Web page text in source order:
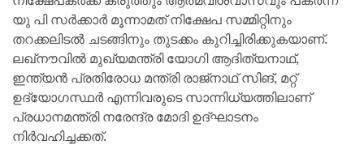
യു പി സർക്കാർ മൂന്നാമത് നിക്ഷേപ സമ്മിറ്റിനും
തറക്കലിടൽ ചടങ്ങിനും തുടക്കം കുറിച്ചിരിക്കുകയാണ്.
ലഖ്‌നൗവിൽ മുഖ്യമന്ത്രി യോഗി ആദിത്യനാഥ്,
ഇന്ത്യൻ പ്രതിരോധ മന്ത്രി രാജ്‌നാഥ് സിങ്, മറ്റ്
ഉദ്യോഗസ്ഥർ എന്നിവരുടെ സാന്നിധ്യത്തിലാണ്
പ്രധാനമന്ത്രി നരേന്ദ്ര മോദി ഉദ്ഘാടനം
നിർവഹിച്ചക്കത്.